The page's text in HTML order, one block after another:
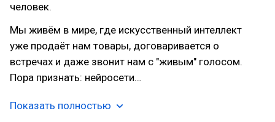
человек.
Мы живём в мире, где искусственный интеллект
уже продаёт нам товары, договаривается о
встречах и даже звонит нам с "живым" голосом.
Пора признать: нейросети…
Показать полностью